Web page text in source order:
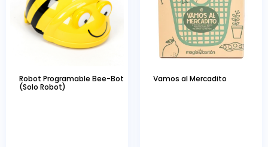
Robot Programable Bee-Bot
(Solo Robot)
Vamos al Mercadito